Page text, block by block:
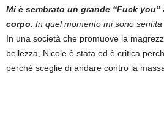
Mi è sembrato un grande “Fuck
corpo. In quel momento mi sono sentita
In una società che promuove la
bellezza, Nicole è stata ed è critica
perché sceglie di andare contro la